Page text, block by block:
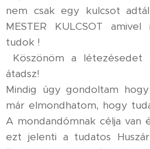
nem csak egy kulcsot
MESTER KULCSOT
tudok !
Köszönöm a
átadsz!
Mindig úgy gondoltam
már elmondhatom, hogy
A mondandómnak célja van
ezt jelenti a tudatos